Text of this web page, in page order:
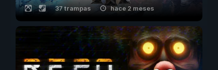
37 trampas hace 2 meses